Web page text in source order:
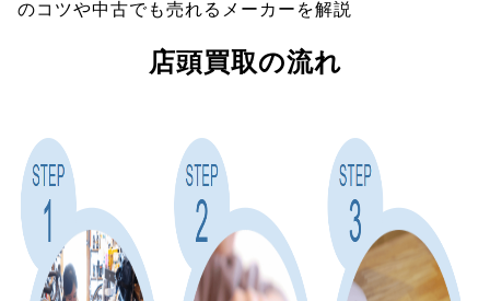
のコツや中古でも売れるメーカーを解説
店頭買取の流れ